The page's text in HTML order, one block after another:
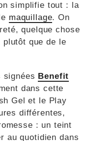
simplifie tout : la
maquillage. On
quelque chose
plutôt que de le
signées Benefit
dans cette
Gel et le Play
différentes,
: un teint
au quotidien dans